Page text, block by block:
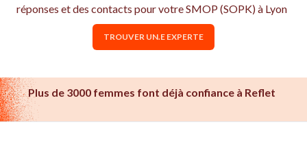
réponses et des contacts pour votre SMOP (SOPK) à Lyon
TROUVER UN.E EXPERTE
Plus de 3000 femmes font déjà confiance à Reflet